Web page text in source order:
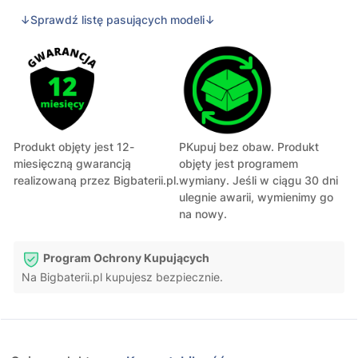
↓Sprawdź listę pasujących modeli↓
Produkt objęty jest 12-
miesięczną gwarancją
realizowaną przez Bigbaterii.pl.
PKupuj bez obaw. Produkt
objęty jest programem
wymiany. Jeśli w ciągu 30 dni
ulegnie awarii, wymienimy go
na nowy.
Program Ochrony Kupujących
Na Bigbaterii.pl kupujesz bezpiecznie.